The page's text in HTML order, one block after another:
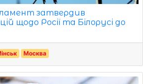
затвердив
щодо Росії та Білорусі до
Москва